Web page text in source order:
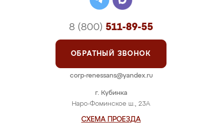
г. Кубинка
Наро-Фоминское ш., 23А
СХЕМА ПРОЕЗДА
8 (800) 511-89-55
ОБРАТНЫЙ ЗВОНОК
corp-renessans@yandex.ru